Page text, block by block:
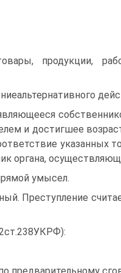
продукции,
и достигшее
указанных
органа,
умысел.
Преступление